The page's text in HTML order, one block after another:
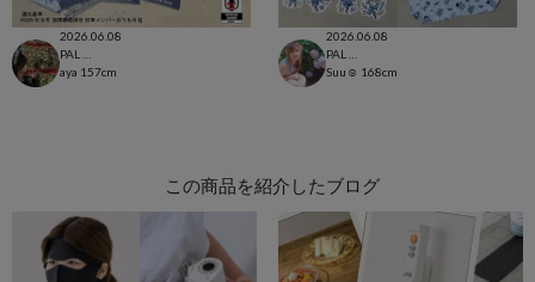
2026.06.08
aya 157cm
2026.06.08
Suu☺︎ 168cm
この商品を紹介したブログ